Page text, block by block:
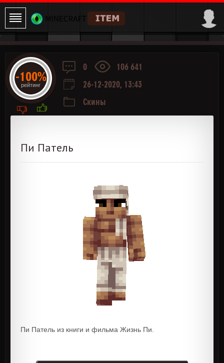
0
106 641
26-12-2020, 13:43
Скины
Пи Патель
Пи Патель из книги и фильма Жизнь Пи.
-100%
рейтинг